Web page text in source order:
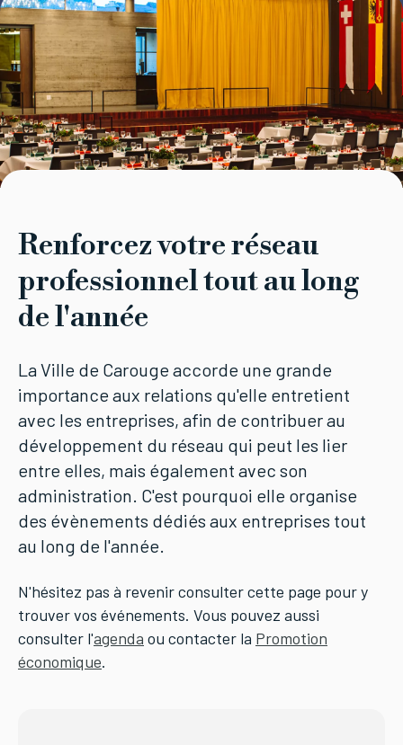
Démarches
CAROUGE SE CONSTRUIT
Renforcez votre réseau
professionnel tout au long
de l'année
La Ville de Carouge accorde une grande
importance aux relations qu'elle entretient
avec les entreprises, afin de contribuer au
développement du réseau qui peut les lier
entre elles, mais également avec son
administration. C'est pourquoi elle organise
des évènements dédiés aux entreprises tout
au long de l'année.
N'hésitez pas à revenir consulter cette page pour y
trouver vos événements. Vous pouvez aussi
consulter l'agenda ou contacter la Promotion
économique.